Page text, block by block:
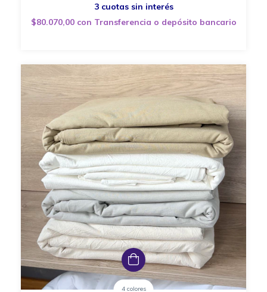
$80.070,00 con Transferencia o depósito bancario
4 colores